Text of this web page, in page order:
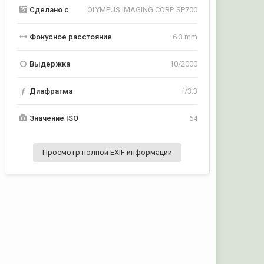
Сделано с OLYMPUS IMAGING CORP. SP700
Фокусное расстояние 6.3 mm
Выдержка 10/2000
f Диафрагма f/3.3
Значение ISO 64
Просмотр полной EXIF информации